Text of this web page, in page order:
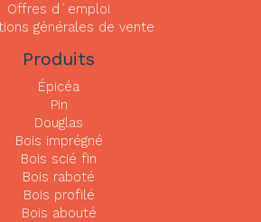
Offres d´emploi
générales de vente
Produits
Épicéa
Pin
Douglas
Bois imprégné
Bois scié fin
Bois raboté
Bois profilé
Bois abouté